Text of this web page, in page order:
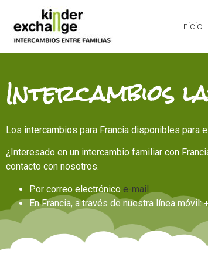
Inicio
Intercambios
Los intercambios para Francia disponibles para
¿Interesado en un intercambio familiar con
contacto con nosotros.
Por correo electrónico e-mail
En Francia, a través de nuestra línea móvil: